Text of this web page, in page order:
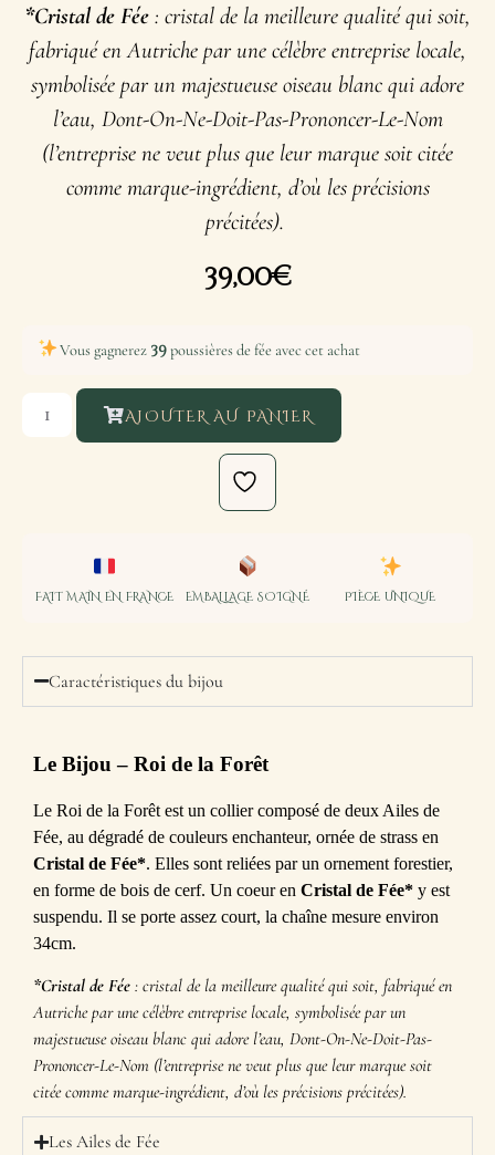
*Cristal de Fée : cristal de la meilleure qualité qui soit,
fabriqué en Autriche par une célèbre entreprise locale,
symbolisée par un majestueuse oiseau blanc qui adore
l’eau, Dont-On-Ne-Doit-Pas-Prononcer-Le-Nom
(l’entreprise ne veut plus que leur marque soit citée
comme marque-ingrédient, d’où les précisions
précitées).
39,00€
Vous gagnerez 39poussières de fée avec cet achat
AJOUTER AU PANIER
FAIT MAIN EN FRANCE EMBALLAGE SOIGNÉ PIÈCE UNIQUE
Caractéristiques du bijou
Le Bijou – Roi de la Forêt
Le Roi de la Forêt est un collier composé de deux Ailes de
Fée, au dégradé de couleurs enchanteur, ornée de strass en
Cristal de Fée*. Elles sont reliées par un ornement forestier,
en forme de bois de cerf. Un coeur en Cristal de Fée* y est
suspendu. Il se porte assez court, la chaîne mesure environ
34cm.
*Cristal de Fée : cristal de la meilleure qualité qui soit, fabriqué en
Autriche par une célèbre entreprise locale, symbolisée par un
majestueuse oiseau blanc qui adore l’eau, Dont-On-Ne-Doit-Pas-
Prononcer-Le-Nom (l’entreprise ne veut plus que leur marque soit
citée comme marque-ingrédient, d’où les précisions précitées).
Les Ailes de Fée